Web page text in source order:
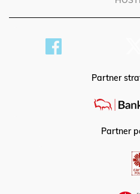
Partner
Partner